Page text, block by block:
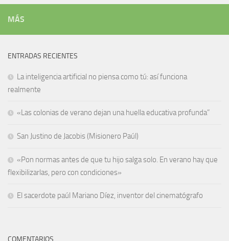
MÁS
ENTRADAS RECIENTES
La inteligencia artificial no piensa como tú: así funciona
realmente
«Las colonias de verano dejan una huella educativa profunda”
San Justino de Jacobis (Misionero Paúl)
«Pon normas antes de que tu hijo salga solo. En verano hay que
flexibilizarlas, pero con condiciones»
El sacerdote paúl Mariano Díez, inventor del cinematógrafo